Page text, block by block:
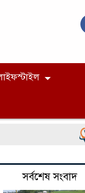
সর্বশেষ সংবাদ